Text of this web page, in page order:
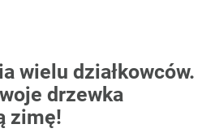
wielu działkowców.
drzewka
zimę!